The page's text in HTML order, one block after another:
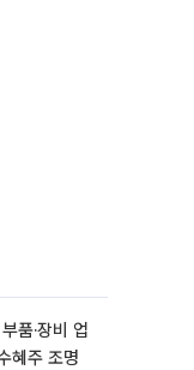
품·장비 업
혜주 조명